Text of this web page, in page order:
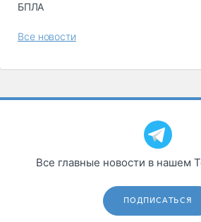
БПЛА
Все новости
Все главные новости в нашем
ПОДПИСАТЬСЯ